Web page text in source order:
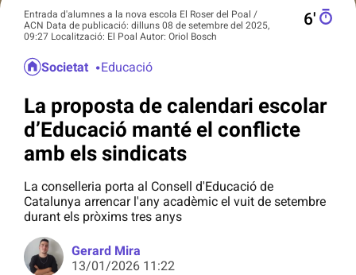
Entrada d'alumnes a la nova escola El Roser del Poal /
ACN Data de publicació: dilluns 08 de setembre del 2025,
09:27 Localització: El Poal Autor: Oriol Bosch
6′
Societat Educació
La proposta de calendari escolar
d’Educació manté el conflicte
amb els sindicats
La conselleria porta al Consell d'Educació de
Catalunya arrencar l'any acadèmic el vuit de setembre
durant els pròxims tres anys
Gerard Mira
13/01/2026 11:22